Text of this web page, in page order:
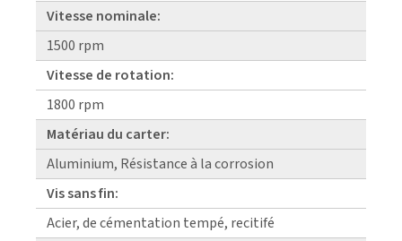
Vitesse nominale:
1500 rpm
Vitesse de rotation:
1800 rpm
Matériau du carter:
Aluminium, Résistance à la corrosion
Vis sans fin:
Acier, de cémentation tempé, recitifé